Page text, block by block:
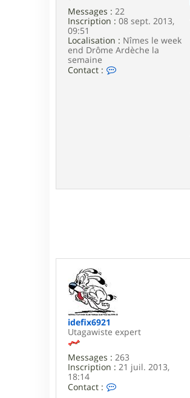
9
2
1
Messages : 22
Inscription : 08 sept. 2013,
09:51
Localisation : Nîmes le week
end Drôme Ardèche la
semaine
Contact :
idefix6921
Utagawiste expert
Messages : 263
Inscription : 21 juil. 2013,
18:14
Contact :